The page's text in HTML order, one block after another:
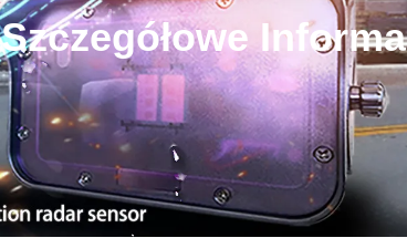
Szczegółowe